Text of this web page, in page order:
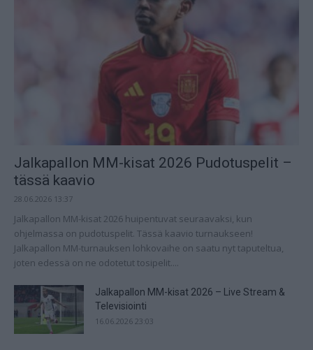
Jalkapallon MM-kisat 2026 Pudotuspelit –
tässä kaavio
28.06.2026 13:37
Jalkapallon MM-kisat 2026 huipentuvat seuraavaksi, kun
ohjelmassa on pudotuspelit. Tässä kaavio turnaukseen!
Jalkapallon MM-turnauksen lohkovaihe on saatu nyt taputeltua,
joten edessä on ne odotetut tosipelit....
Jalkapallon MM-kisat 2026 – Live Stream &
Televisiointi
16.06.2026 23:03